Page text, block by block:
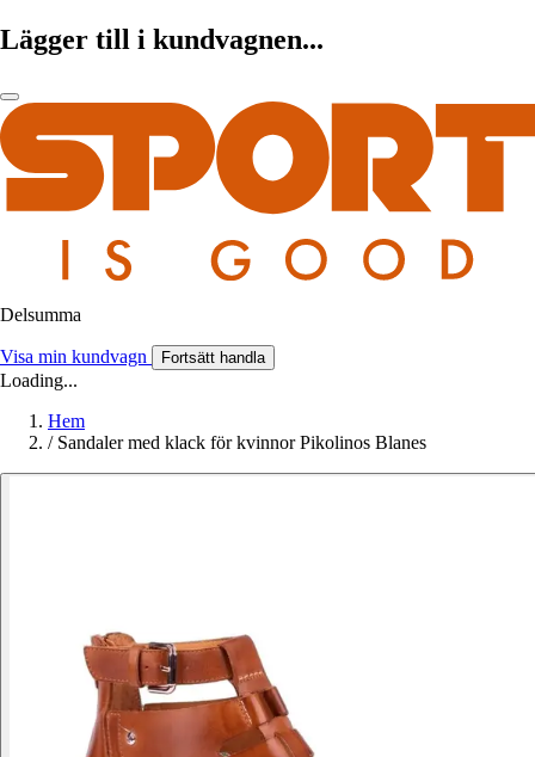
Lägger till i kundvagnen...
Delsumma
Visa min kundvagn Fortsätt handla
Loading...
Hem
/ Sandaler med klack för kvinnor Pikolinos Blanes